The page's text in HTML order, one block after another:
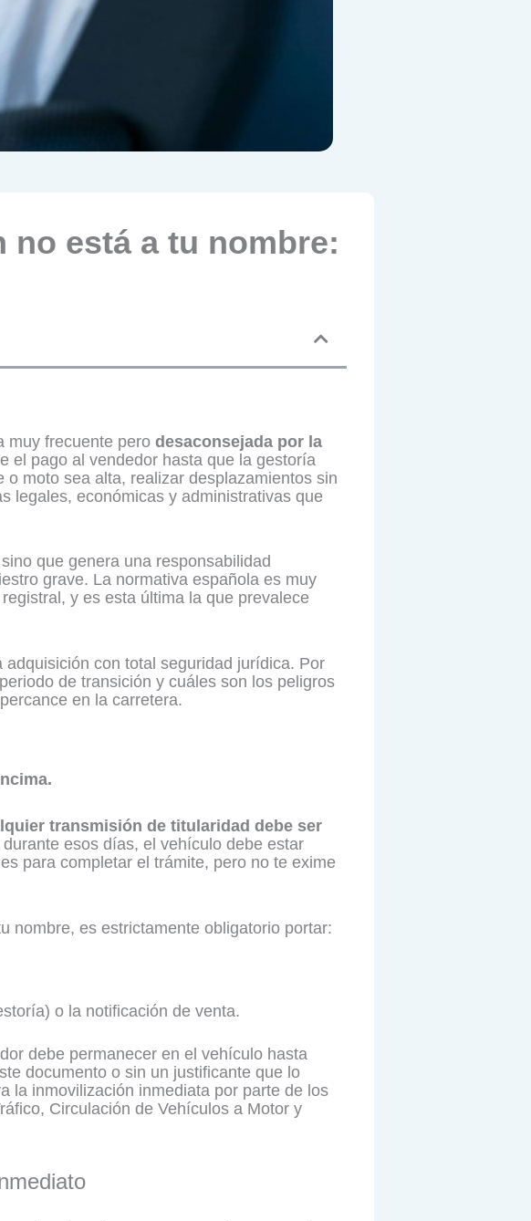
está a tu nombre:
muy frecuente pero desaconsejada por la
el pago al vendedor hasta que la gestoría
moto sea alta, realizar desplazamientos sin
legales, económicas y administrativas que
que genera una responsabilidad
grave. La normativa española es muy
y es esta última la que prevalece
con total seguridad jurídica. Por
de transición y cuáles son los peligros
en la carretera.
transmisión de titularidad debe ser
esos días, el vehículo debe estar
para completar el trámite, pero no te exime
nombre, es estrictamente obligatorio portar:
o la notificación de venta.
debe permanecer en el vehículo hasta
documento o sin un justificante que lo
la inmovilización inmediata por parte de los
Circulación de Vehículos a Motor y